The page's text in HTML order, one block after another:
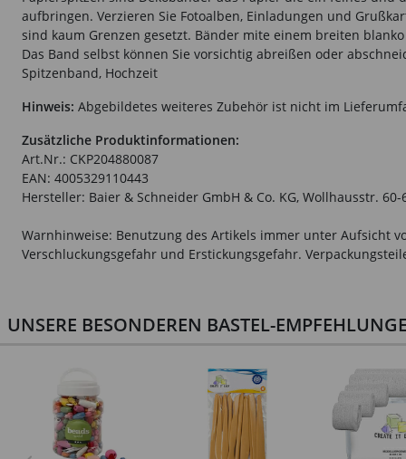
aufbringen. Verzieren Sie Fotoalben, Einladungen und
sind kaum Grenzen gesetzt. Bänder mite einem breiten
Das Band selbst können Sie vorsichtig abreißen oder
Spitzenband, Hochzeit
Hinweis: Abgebildetes weiteres Zubehör ist nicht im
Zusätzliche Produktinformationen:
Art.Nr.: CKP204880087
EAN: 4005329110443
Hersteller: Baier & Schneider GmbH & Co. KG, Wollhausstr.
Warnhinweise: Benutzung des Artikels immer unter Aufsicht
Verschluckungsgefahr und Erstickungsgefahr.
UNSERE BESONDEREN BASTEL-